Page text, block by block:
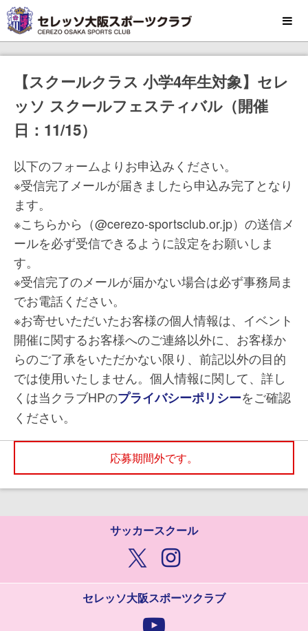
MENU
【スクールクラス 小学4年生対象】セレ
ッソ スクールフェスティバル（開催
日：11/15）
以下のフォームよりお申込みください。
※受信完了メールが届きましたら申込み完了となり
ます。
※こちらから（@cerezo-sportsclub.or.jp）の送信メ
ールを必ず受信できるように設定をお願いしま
す。
※受信完了のメールが届かない場合は必ず事務局ま
でお電話ください。
※お寄せいただいたお客様の個人情報は、イベント
開催に関するお客様へのご連絡以外に、お客様か
らのご了承をいただかない限り、前記以外の目的
では使用いたしません。個人情報に関して、詳し
くは当クラブHPのプライバシーポリシーをご確認
ください。
応募期間外です。
サッカースクール
セレッソ大阪スポーツクラブ